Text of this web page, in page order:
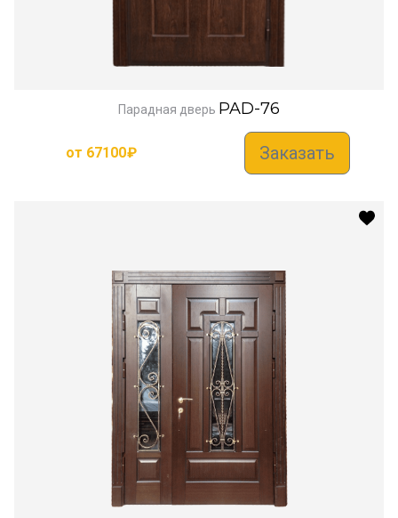
Парадная дверь PAD-76
от 67100₽ Заказать